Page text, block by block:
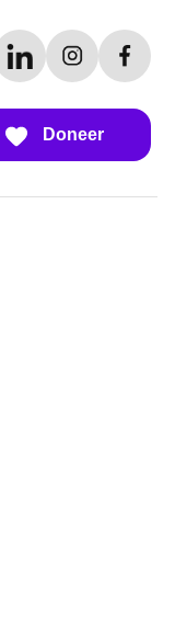
Doneer